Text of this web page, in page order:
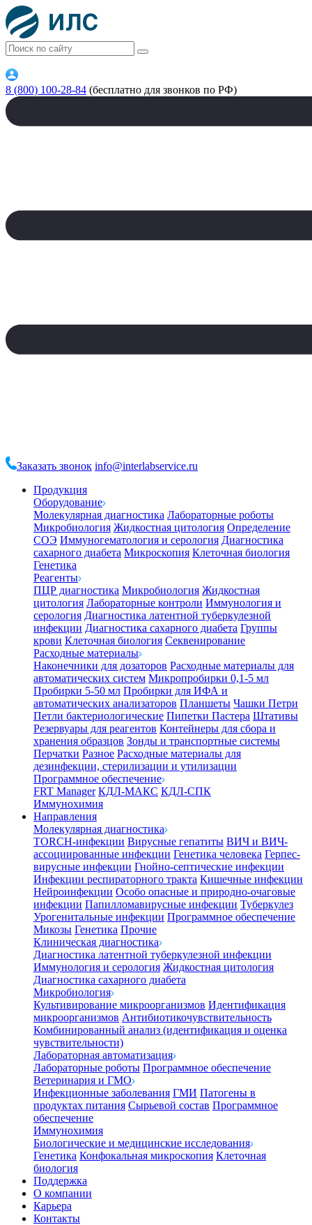
8 (800) 100-28-84 (бесплатно для звонков по РФ)
Заказать звонок info@interlabservice.ru
Продукция
Оборудование
Молекулярная диагностика Лабораторные роботы
Микробиология Жидкостная цитология Определение
СОЭ Иммуногематология и серология Диагностика
сахарного диабета Микроскопия Клеточная биология
Генетика
Реагенты
ПЦР диагностика Микробиология Жидкостная
цитология Лабораторные контроли Иммунология и
серология Диагностика латентной туберкулезной
инфекции Диагностика сахарного диабета Группы
крови Клеточная биология Секвенирование
Расходные материалы
Наконечники для дозаторов Расходные материалы для
автоматических систем Микропробирки 0,1-5 мл
Пробирки 5-50 мл Пробирки для ИФА и
автоматических анализаторов Планшеты Чашки Петри
Петли бактериологические Пипетки Пастера Штативы
Резервуары для реагентов Контейнеры для сбора и
хранения образцов Зонды и транспортные системы
Перчатки Разное Расходные материалы для
дезинфекции, стерилизации и утилизации
Программное обеспечение
FRT Manager КДЛ-МАКС КДЛ-СПК
Иммунохимия
Направления
Молекулярная диагностика
TORCH-инфекции Вирусные гепатиты ВИЧ и ВИЧ-
ассоциированные инфекции Генетика человека Герпес-
вирусные инфекции Гнойно-септические инфекции
Инфекции респираторного тракта Кишечные инфекции
Нейроинфекции Особо опасные и природно-очаговые
инфекции Папилломавирусные инфекции Туберкулез
Урогенитальные инфекции Программное обеспечение
Микозы Генетика Прочие
Клиническая диагностика
Диагностика латентной туберкулезной инфекции
Иммунология и серология Жидкостная цитология
Диагностика сахарного диабета
Микробиология
Культивирование микроорганизмов Идентификация
микроорганизмов Антибиотикочувствительность
Комбинированный анализ (идентификация и оценка
чувствительности)
Лабораторная автоматизация
Лабораторные роботы Программное обеспечение
Ветеринария и ГМО
Инфекционные заболевания ГМИ Патогены в
продуктах питания Сырьевой состав Программное
обеспечение
Иммунохимия
Биологические и медицинские исследования
Генетика Конфокальная микроскопия Клеточная
биология
Поддержка
О компании
Карьера
Контакты